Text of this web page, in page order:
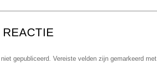
gepubliceerd. Vereiste velden zijn gemarkeerd met